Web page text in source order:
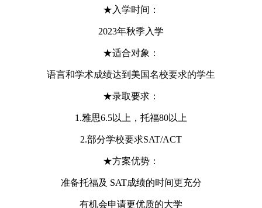
★入学时间：
2023年秋季入学
★适合对象：
语言和学术成绩达到美国名校要求的学生
★录取要求：
1.雅思6.5以上，托福80以上
2.部分学校要求SAT/ACT
★方案优势：
准备托福及 SAT成绩的时间更充分
有机会申请更优质的大学